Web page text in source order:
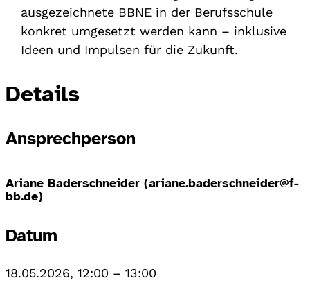
ausgezeichnete BBNE in der Berufsschule
konkret umgesetzt werden kann – inklusive
Ideen und Impulsen für die Zukunft.
Details
Ansprechperson
Ariane Baderschneider (ariane.baderschneider@f-
bb.de)
Datum
18.05.2026, 12:00 – 13:00